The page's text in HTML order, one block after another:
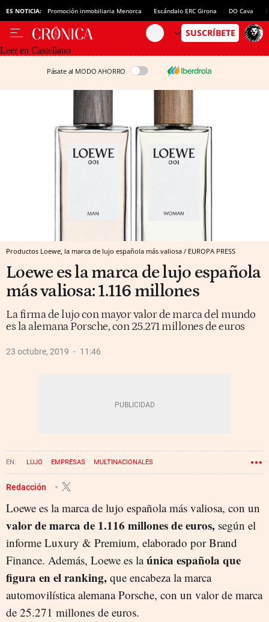
ES NOTICIA: Promoción inmobiliaria Menorca Escándalo ERC Girona DO Cava
Leer en Castellano
Pásate al MODO AHORRO
Productos Loewe, la marca de lujo española más valiosa / EUROPA PRESS
Loewe es la marca de lujo española
más valiosa: 1.116 millones
La firma de lujo con mayor valor de marca del mundo
es la alemana Porsche, con 25.271 millones de euros
23 octubre, 2019 11:46
LUJO EMPRESAS MULTINACIONALES
Redacción
Loewe es la marca de lujo española más valiosa, con un
valor de marca de 1.116 millones de euros, según el
informe Luxury & Premium, elaborado por Brand
Finance. Además, Loewe es laúnica española que
figura en el ranking, que encabeza la marca
automovilística alemana Porsche, con un valor de marca
de 25.271 millones de euros.